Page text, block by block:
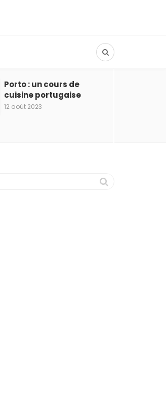
Porto : un cours de
cuisine portugaise
12 août 2023